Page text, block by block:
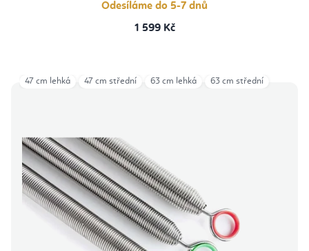
Odesíláme do 5-7 dnů
1 599 Kč
47 cm lehká 47 cm střední 63 cm lehká 63 cm střední